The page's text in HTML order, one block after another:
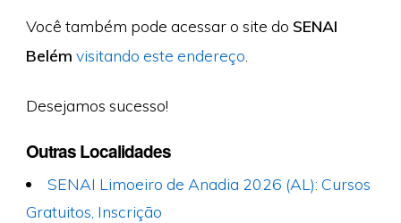
Você também pode acessar o site do SENAI
Belém visitando este endereço
Desejamos sucesso!
Outras Localidades
SENAI Limoeiro de Anadia 2026 (AL): Cursos
Gratuitos, Inscrição